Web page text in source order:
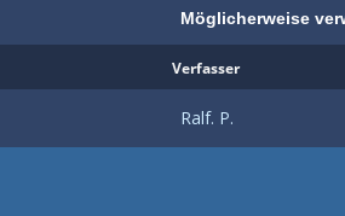
Möglicherweise
Verfasser
Ralf. P.